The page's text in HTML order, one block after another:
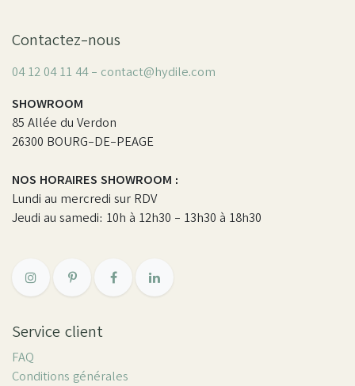
Contactez-nous
04 12 04 11 44 - contact@hydile.com
SHOWROOM
85 Allée du Verdon
26300 BOURG-DE-PEAGE
NOS HORAIRES SHOWROOM :
Lundi au mercredi sur RDV
Jeudi au samedi: 10h à 12h30 - 13h30 à 18h30
Service client
FAQ
Conditions générales